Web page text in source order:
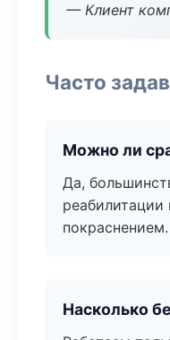
— Клиент
Часто
Можно ли
Да,
покраснением.
Насколько